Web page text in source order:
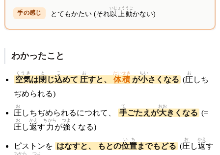
とてもかたい (それ以上
いじょう
動
うご
かない)
わかったこと
空気
くうき
は閉
と
じ込
こ
めて 圧
お
すと、 体積
たいせき
が小
ちい
さくなる (圧
お
しち
ぢめられる)
圧
お
しちぢめられるにつれて、 手
て
ごたえが大
おお
きくなる (=
圧
お
し返
かえ
す 力
ちから
が強
つよ
くなる)
ピストンを はなすと、 もとの位置
いち
までもどる (圧
お
し返
かえ
す
ちから つよ